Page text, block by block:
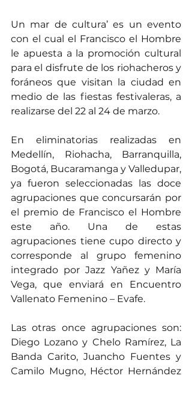
Un mar de cultura’ es un evento
con el cual el Francisco el Hombre
le apuesta a la promoción cultural
para el disfrute de los riohacheros y
foráneos que visitan la ciudad en
medio de las fiestas festivaleras, a
realizarse del 22 al 24 de marzo.
En eliminatorias realizadas en
Medellín, Riohacha, Barranquilla,
Bogotá, Bucaramanga y Valledupar,
ya fueron seleccionadas las doce
agrupaciones que concursarán por
el premio de Francisco el Hombre
este año. Una de estas
agrupaciones tiene cupo directo y
corresponde al grupo femenino
integrado por Jazz Yañez y María
Vega, que enviará en Encuentro
Vallenato Femenino – Evafe.
Las otras once agrupaciones son:
Diego Lozano y Chelo Ramírez, La
Banda Carito, Juancho Fuentes y
Camilo Mugno, Héctor Hernández